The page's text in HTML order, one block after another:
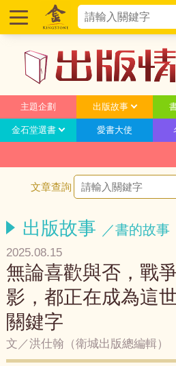
主題企劃 出版故事
金石堂選書 愛書大使
文章查詢
出版故事 ／書的故事
2025.08.15
無論喜歡與否，戰
影，都正在成為這
關鍵字
文／洪仕翰（衛城出版總編輯）